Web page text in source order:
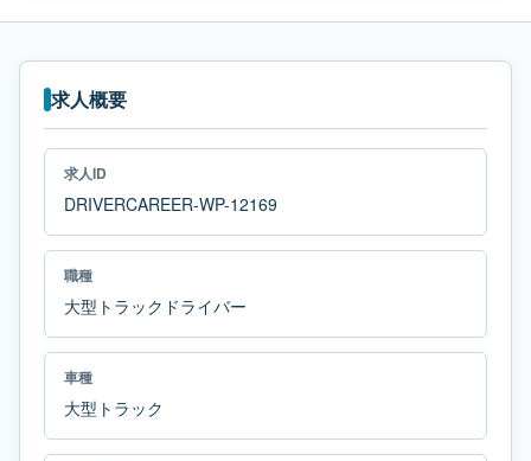
求人概要
求人ID
DRIVERCAREER-WP-12169
職種
大型トラックドライバー
車種
大型トラック